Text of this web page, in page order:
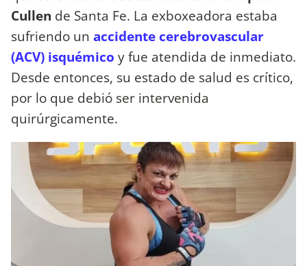
Cullen de Santa Fe. La exboxeadora estaba
sufriendo un accidente cerebrovascular
(ACV) isquémico y fue atendida de inmediato.
Desde entonces, su estado de salud es crítico,
por lo que debió ser intervenida
quirúrgicamente.